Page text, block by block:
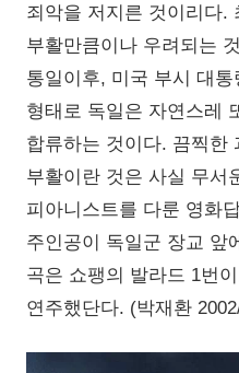
죄악을 저지른 것이리다.
부활만큼이나 우려되는
통일이후, 미국 부시 대
형태로 독일은 자연스레
합류하는 것이다. 끔찍한
부활이란 것은 사실 무서
피아니스트를 다룬 영화
주인공이 독일군 장교 앞
곡은 쇼팽의 발라드 1번
연주했단다. (박재환